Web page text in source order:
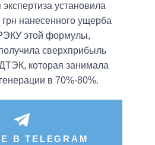
установила
нанесенного ущерба
этой формулы,
сверхприбыль
которая занимала
в 70%-80%.
В TELEGRAM